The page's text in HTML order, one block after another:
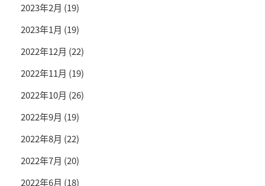
2023年2月 (19)
2023年1月 (19)
2022年12月 (22)
2022年11月 (19)
2022年10月 (26)
2022年9月 (19)
2022年8月 (22)
2022年7月 (20)
2022年6月 (18)